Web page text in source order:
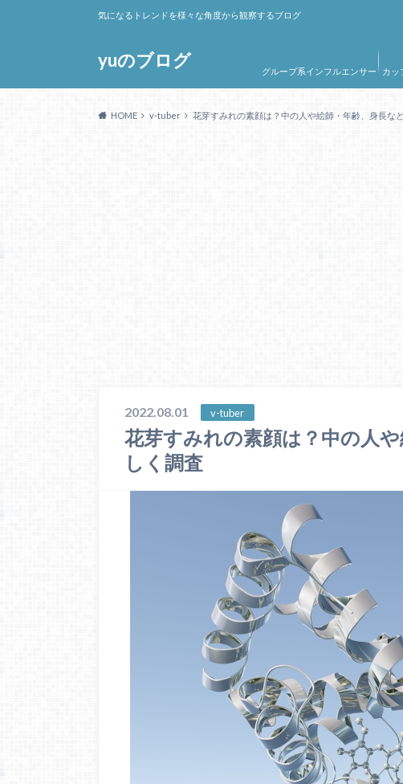
yuのブログ
気になるトレンドを様々な角度から観察するブログ
グループ系インフルエンサー カッ
HOME v-tuber 花芽すみれの素顔は？中の人や絵師・年齢、身長な
2022.08.01 v-tuber
花芽すみれの素顔は？中の人
しく調査